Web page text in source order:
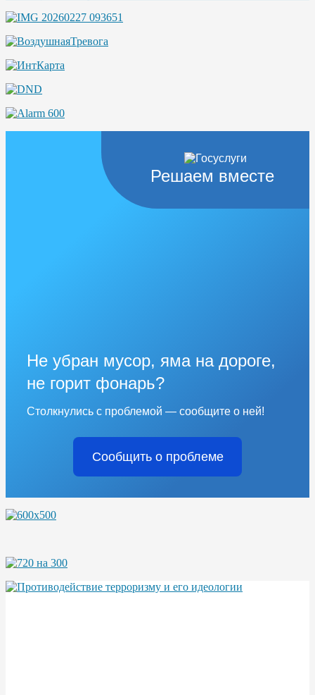
Решаем вместе
Не убран мусор, яма на дороге,
не горит фонарь?
Столкнулись с проблемой — сообщите о ней!
Сообщить о проблеме